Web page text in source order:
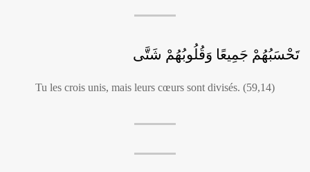
تَحْسَبُهُمْ جَمِيعًا وَقُلُوبُهُمْ شَتَّى
Tu les crois unis, mais leurs cœurs sont divisés. (59,14)